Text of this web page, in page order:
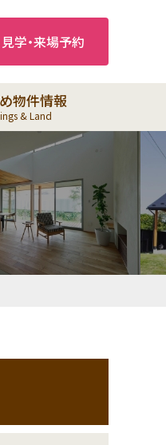
見学・来場予約
物件情報
& Land